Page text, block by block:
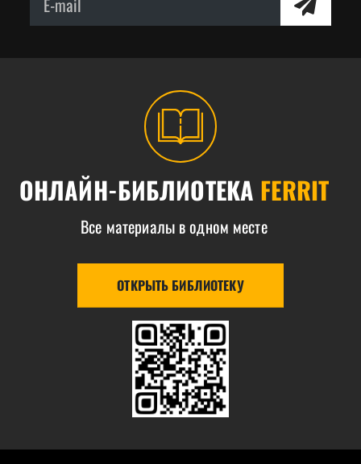
ОНЛАЙН-БИБЛИОТЕКА FERRIT
Все материалы в одном месте
ОТКРЫТЬ БИБЛИОТЕКУ